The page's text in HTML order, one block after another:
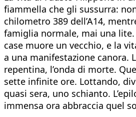
fiammella che gli sussurra:
chilometro 389 dell’A14,
famiglia normale, mai una
case muore un vecchio, e la
a una manifestazione canora.
repentina, l’onda di morte.
sette infinite ore. Lottando,
quasi sera, uno schianto.
immensa ora abbraccia quel